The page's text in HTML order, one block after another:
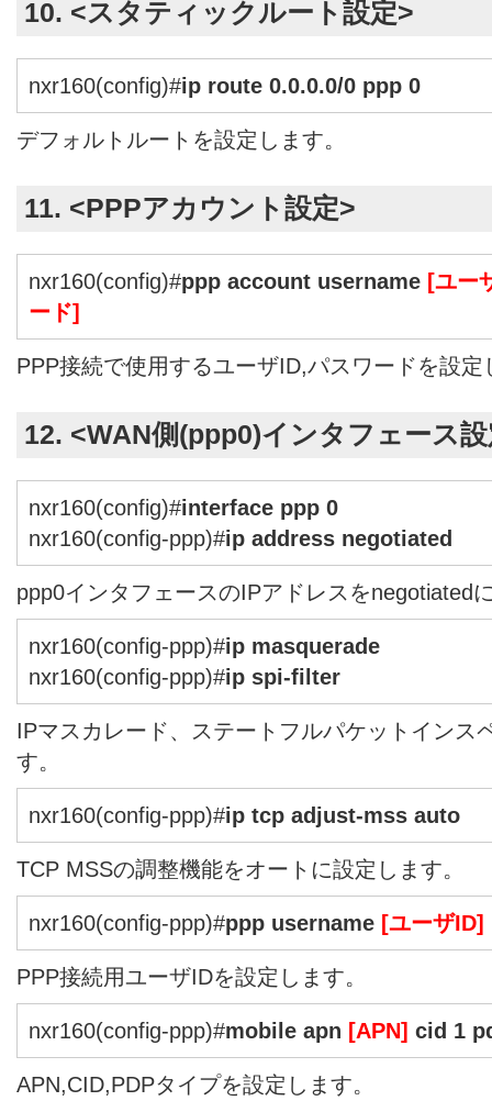
10. <スタティックルート設定>
nxr160(config)#ip route 0.0.0.0/0 ppp 0
デフォルトルートを設定します。
11. <PPPアカウント設定>
nxr160(config)#ppp account username [ユー
ード]
PPP接続で使用するユーザID,パスワードを設定
12. <WAN側(ppp0)インタフェース
nxr160(config)#interface ppp 0
nxr160(config-ppp)#ip address negotiated
ppp0インタフェースのIPアドレスをnegotiated
nxr160(config-ppp)#ip masquerade
nxr160(config-ppp)#ip spi-filter
IPマスカレード、ステートフルパケットインス
す。
nxr160(config-ppp)#ip tcp adjust-mss auto
TCP MSSの調整機能をオートに設定します。
nxr160(config-ppp)#ppp username [ユーザID]
PPP接続用ユーザIDを設定します。
nxr160(config-ppp)#mobile apn [APN] cid 1
APN,CID,PDPタイプを設定します。